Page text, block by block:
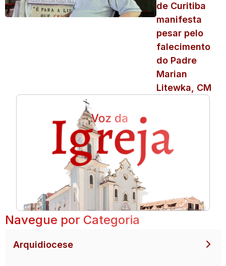
de Curitiba
manifesta
pesar pelo
falecimento
do Padre
Marian
Litewka, CM
Navegue por Categoria
Arquidiocese